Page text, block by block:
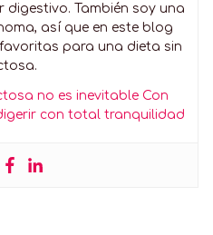
digestivo. También soy una
así que en este blog
para una dieta sin
no es inevitable Con
con total tranquilidad